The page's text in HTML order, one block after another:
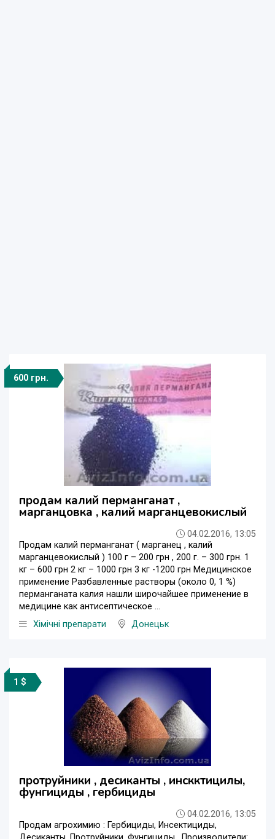
600 грн.
продам калий перманганат ,
марганцовка , калий марганцевокислый
04.02.2016, 13:05
Продам калий перманганат ( марганец , калий
марганцевокислый ) 100 г – 200 грн , 200 г. – 300 грн. 1
кг – 600 грн 2 кг – 1000 грн 3 кг -1200 грн Медицинское
применение Разбавленные растворы (около 0, 1 %)
перманганата калия нашли широчайшее применение в
медицине как антисептическое ...
Хімічні препарати
Донецьк
1 $
протруйники , десиканты , инскктицилы,
фунгициды , гербициды
04.02.2016, 13:05
Продам агрохимию : Гербициды, Инсектициды,